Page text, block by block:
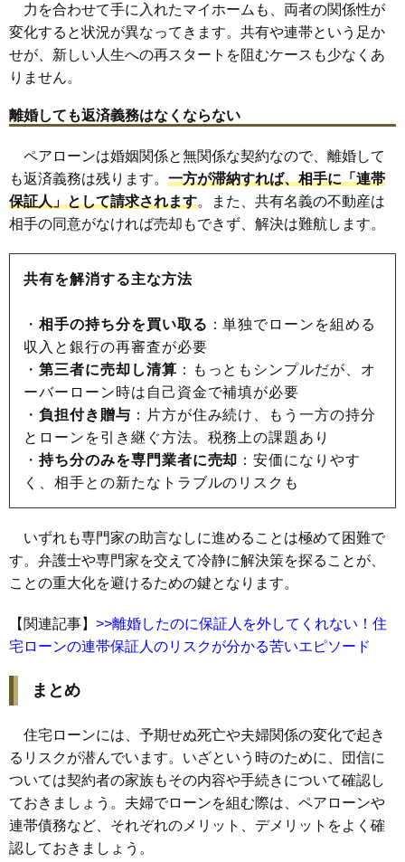
力を合わせて手に入れたマイホームも、両者の関係性が
変化すると状況が異なってきます。共有や連帯という足か
せが、新しい人生への再スタートを阻むケースも少なくあ
りません。
離婚しても返済義務はなくならない
ペアローンは婚姻関係と無関係な契約なので、離婚して
も返済義務は残ります。 一方が滞納すれば、相手に「連帯
保証人」として請求されます。また、共有名義の不動産は
相手の同意がなければ売却もできず、解決は難航します。
共有を解消する主な方法
・ 相手の持ち分を買い取る ：単独でローンを組める
収入と銀行の再審査が必要
・ 第三者に売却し清算 ：もっともシンプルだが、オ
ーバーローン時は自己資金で補填が必要
・ 負担付き贈与 ：片方が住み続け、もう一方の持分
とローンを引き継ぐ方法。税務上の課題あり
・ 持ち分のみを専門業者に売却 ：安価になりやす
く、相手との新たなトラブルのリスクも
いずれも専門家の助言なしに進めることは極めて困難で
す。弁護士や専門家を交えて冷静に解決策を探ることが、
ことの重大化を避けるための鍵となります。
【関連記事】 >>離婚したのに保証人を外してくれない！住
宅ローンの連帯保証人のリスクが分かる苦いエピソード
まとめ
住宅ローンには、予期せぬ死亡や夫婦関係の変化で起き
るリスクが潜んでいます。いざという時のために、団信に
ついては契約者の家族もその内容や手続きについて確認し
ておきましょう。夫婦でローンを組む際は、ペアローンや
連帯債務など、それぞれのメリット、デメリットをよく確
認しておきましょう。